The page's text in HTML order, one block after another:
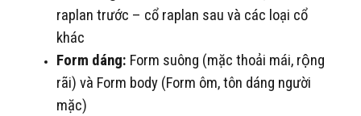
raplan trước – cổ raplan sau và các loại cổ
khác
Form dáng: Form suông (mặc thoải mái, rộng
rãi) và Form body (Form ôm, tôn dáng người
mặc)